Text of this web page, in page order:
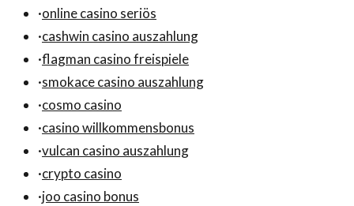
·online casino seriös
·cashwin casino auszahlung
·flagman casino freispiele
·smokace casino auszahlung
·cosmo casino
·casino willkommensbonus
·vulcan casino auszahlung
·crypto casino
·joo casino bonus